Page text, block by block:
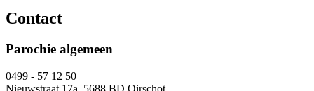
Contact
Parochie algemeen
0499 - 57 12 50
Nieuwstraat 17a, 5688 BD Oirschot